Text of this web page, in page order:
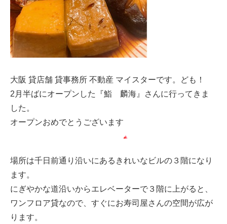
大阪 貸店舗 貸事務所 不動産 マイスターです。ども！
2月半ばにオープンした『鮨 麟海』さんに行ってきま
した。
オープンおめでとうございます
場所は千日前通り沿いにあるきれいなビルの３階になり
ます。
にぎやかな道沿いからエレベーターで３階に上がると、
ワンフロア貸なので、すぐにお寿司屋さんの空間が広が
ります。